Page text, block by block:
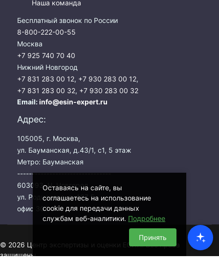
Оставаясь на сайте, вы
соглашаетесь на использование
cookie для передачи данных
службам веб-аналитики. Подробнее
Принять
Наша команда
Бесплатный звонок по России
8-800-222-00-55
Москва
+7 925 740 70 40
Нижний Новгород
+7 831 283 00 12, +7 930 283 00 12,
+7 831 283 00 32, +7 930 283 00 32
Email:info@esin-expert.ru
Адрес:
105005, г. Москва,
ул. Бауманская, д.43/1, с1, 5 этаж
Метро: Бауманская
--------------------------------
603093, Н. Новгород,
ул. Родионова, д. 167 Б,
офис 303
© 2026 Центр экспертизы и оценки ЕСИН. Все права
защищены.